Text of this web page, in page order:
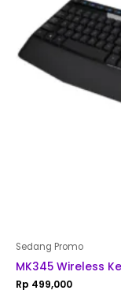
Sedang Promo
MK345 Wireless
Rp 499,000